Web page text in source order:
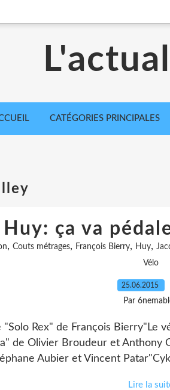
CATÉGORIES PRINCIPALES
Huy: ça va
, Couts métrages, François Bierry, Huy,
Vélo
25.06.2015
Par
"Solo Rex" de François Bierry"Le
de Olivier Broudeur et Anthony
Aubier et Vincent
Lire la